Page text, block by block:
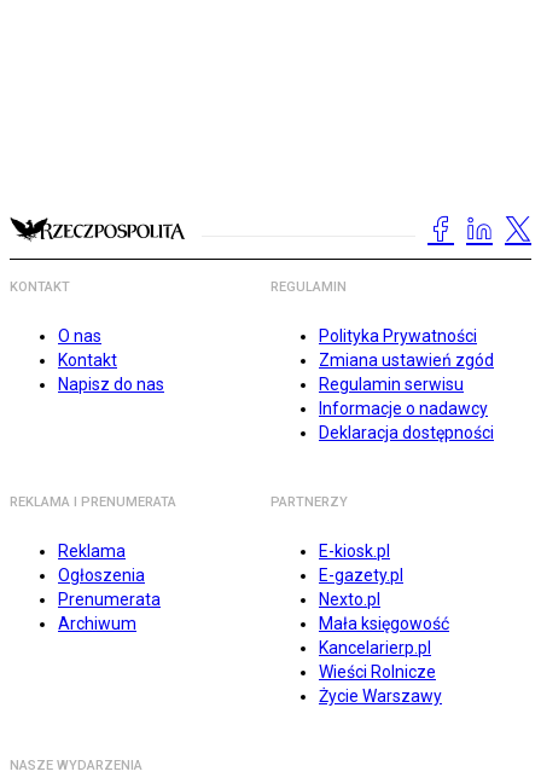
KONTAKT
O nas
Kontakt
Napisz do nas
REGULAMIN
Polityka Prywatności
Zmiana ustawień zgód
Regulamin serwisu
Informacje o nadawcy
Deklaracja dostępności
REKLAMA I PRENUMERATA
Reklama
Ogłoszenia
Prenumerata
Archiwum
PARTNERZY
E-kiosk.pl
E-gazety.pl
Nexto.pl
Mała księgowość
Kancelarierp.pl
Wieści Rolnicze
Życie Warszawy
NASZE WYDARZENIA